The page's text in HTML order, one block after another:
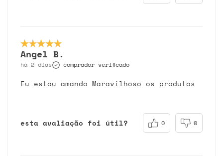
Angel B.
há 2 dias comprador verificado
Eu estou amando Maravilhoso os produtos
esta avaliação foi útil? 0 0